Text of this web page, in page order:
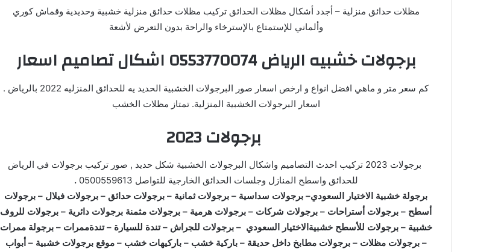
مظلات حدائق منزلية – أجدد أشكال مظلات الحدائق تركيب مظلات حدائق منزلية خشبية وحديدية وقماش كوري
وألماني للإستمتاع بالإسترخاء والراحة بدون التعرض لأشعة
برجولات خشبيه الرياض 0553770074 اشكال تصاميم اسعار
كم سعر متر و ماهي افضل انواع و ارخص اسعار صور البرجولات الخشبية الحديد يه للحدائق المنزليه 2022 بالرياض .
اسعار البرجولات الخشبية المنزلية. تمتاز مظلات الخشب
برجولات 2023
برجولات 2023 تركيب احدث التصاميم واشكال البرجولات الخشبية شكل حديد , صور تركيب برجولات في الرياض
للحدائق واسطح المنازل وجلسات الحدائق الخارجية للتواصل 0500559613
.
برجولة خشبية الاختيار السعودي– برجولات سداسية – برجولات ثمانية – برجولات حدائق – برجولات فيلال – برجولات
أسطح – برجولات أستراحات – برجولات شركات – برجولات هرمية – برجولات مثمنة برجولات دائرية – برجولات للروف
خشبية – برجولات للأسطح خشبيةالاختيار السعودي – برجولات للجراش – تندة للسيارة – تندةممرات – برجولة ممرات
– برجولات مظلات – برجولات مطابخ داخل حديقة – باركية خشب – باركيهات خشب – موقع برجولات خشبية – أبواب